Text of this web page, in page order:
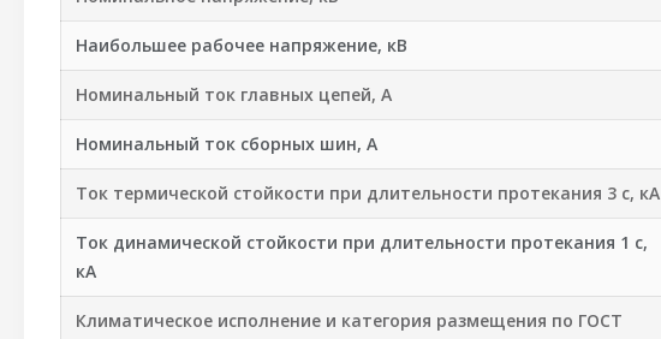
Наибольшее рабочее напряжение, кВ
Номинальный ток главных цепей, А
Номинальный ток сборных шин, А
Ток термической стойкости при длительности протекания 3 с, кА
Ток динамической стойкости при длительности протекания 1 с,
кА
Климатическое исполнение и категория размещения по ГОСТ